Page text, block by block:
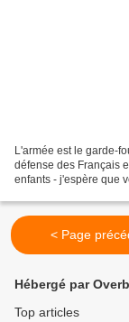
L'armée est le garde-
défense des Français
enfants - j'espère que
< Page
Hébergé par
Top articles